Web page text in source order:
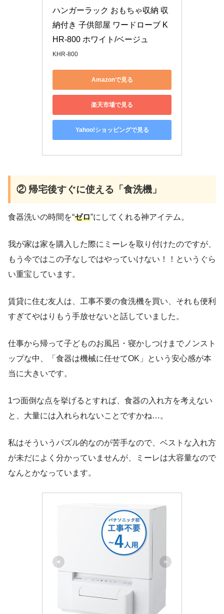
ハンガーラック おもちゃ収納 収
納付き 子供部屋 ワードローブ K
HR-800 ホワイト/ベージュ
KHR-800
Amazonで見る
楽天市場で見る
Yahoo!ショッピングで見る
② 帰宅後すぐに使える「食洗機」
食器洗いの時間を“ゼロ”にしてくれる神アイテム。
我が家は家を購入した際にミーレを取り付けたのですが、
もう今ではこの子なしではやっていけない！！というぐら
い重宝しています。
賃貸に住む友人は、工事不要の食洗機を買い、それも便利
すぎてやはりもう手放せないと話していました。
仕事から帰って子どものお風呂・寝かしつけまでノンスト
ップな中、「食器は機械に任せてOK」という安心感が本
当に大きいです。
1つ面倒な点を挙げるとすれば、食器の入れ方を考えない
と、大量には入れられないことですかね…。
私はそういうパズル的なのが苦手なので、ベストな入れ方
が未だによく分かっていませんが、ミーレは大容量なので
なんとかなっています。